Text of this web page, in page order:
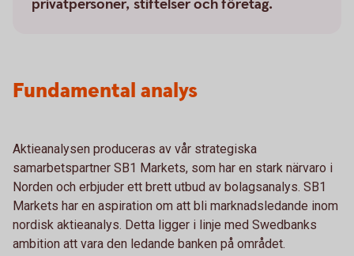
privatpersoner, stiftelser och företag.
Fundamental analys
Aktieanalysen produceras av vår strategiska
samarbetspartner SB1 Markets, som har en stark närvaro i
Norden och erbjuder ett brett utbud av bolagsanalys. SB1
Markets har en aspiration om att bli marknadsledande inom
nordisk aktieanalys. Detta ligger i linje med Swedbanks
ambition att vara den ledande banken på området.